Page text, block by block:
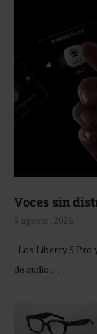
Voces sin
5 agosto, 2026
Los Liberty 5 Pro
de audio …